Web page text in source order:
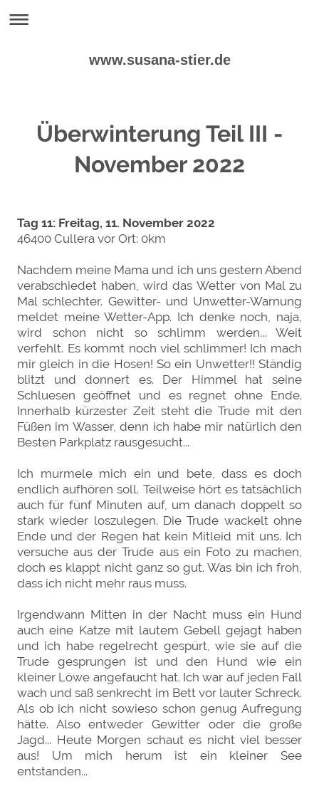
www.susana-stier.de
Überwinterung Teil III -
November 2022
Tag 11: Freitag, 11. November 2022
46400 Cullera vor Ort: 0km
Nachdem meine Mama und ich uns gestern Abend
verabschiedet haben, wird das Wetter von Mal zu
Mal schlechter. Gewitter- und Unwetter-Warnung
meldet meine Wetter-App. Ich denke noch, naja,
wird schon nicht so schlimm werden... Weit
verfehlt. Es kommt noch viel schlimmer! Ich mach
mir gleich in die Hosen! So ein Unwetter!! Ständig
blitzt und donnert es. Der Himmel hat seine
Schluesen geöffnet und es regnet ohne Ende.
Innerhalb kürzester Zeit steht die Trude mit den
Füßen im Wasser, denn ich habe mir natürlich den
Besten Parkplatz rausgesucht...
Ich murmele mich ein und bete, dass es doch
endlich aufhören soll. Teilweise hört es tatsächlich
auch für fünf Minuten auf, um danach doppelt so
stark wieder loszulegen. Die Trude wackelt ohne
Ende und der Regen hat kein Mitleid mit uns. Ich
versuche aus der Trude aus ein Foto zu machen,
doch es klappt nicht ganz so gut. Was bin ich froh,
dass ich nicht mehr raus muss.
Irgendwann Mitten in der Nacht muss ein Hund
auch eine Katze mit lautem Gebell gejagt haben
und ich habe regelrecht gespürt, wie sie auf die
Trude gesprungen ist und den Hund wie ein
kleiner Löwe angefaucht hat. Ich war auf jeden Fall
wach und saß senkrecht im Bett vor lauter Schreck.
Als ob ich nicht sowieso schon genug Aufregung
hätte. Also entweder Gewitter oder die große
Jagd... Heute Morgen schaut es nicht viel besser
aus! Um mich herum ist ein kleiner See
entstanden...